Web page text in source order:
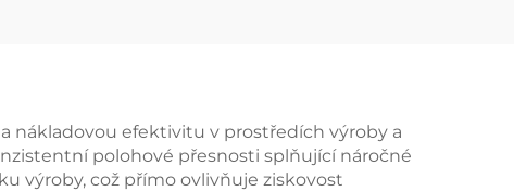
nákladovou efektivitu v prostředích výroby a
polohové přesnosti splňující náročné
výroby, což přímo ovlivňuje ziskovost